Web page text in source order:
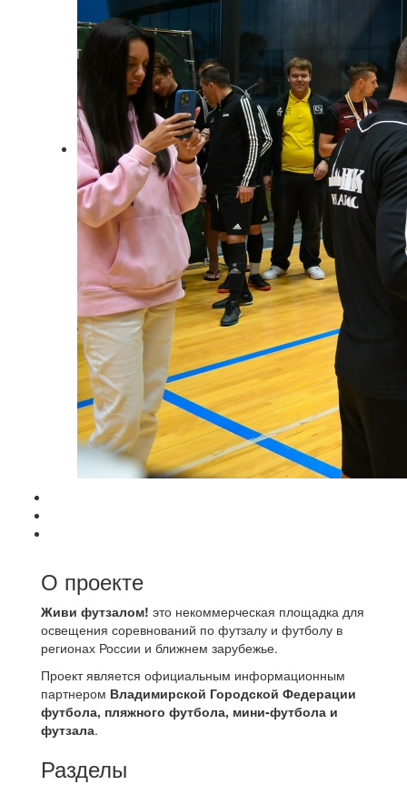
О проекте
Живи футзалом! это некоммерческая площадка для
освещения соревнований по футзалу и футболу в
регионах России и ближнем зарубежье.
Проект является официальным информационным
партнером Владимирской Городской Федерации
футбола, пляжного футбола, мини-футбола и
футзала.
Разделы